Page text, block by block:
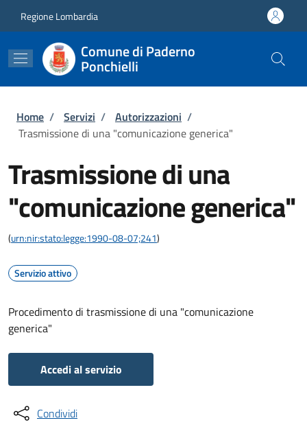
Regione Lombardia
Comune di Paderno
Ponchielli
Briciole di pane
Home / Servizi / Autorizzazioni /
Trasmissione di una "comunicazione generica"
Trasmissione di una
"comunicazione generica"
(urn:nir:stato:legge:1990-08-07;241)
Servizio attivo
Procedimento di trasmissione di una "comunicazione
generica"
Accedi al servizio
Condividi